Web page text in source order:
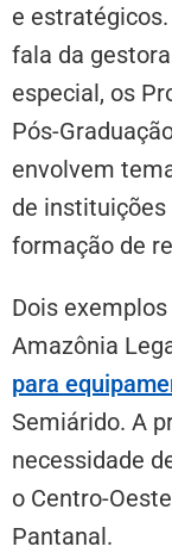
e
fala da
especial, os
Pós-
envolvem
de instituições
formação de
Dois
Amazônia
para
Semiárido. A
necessidade
o Centro-
Pantanal.